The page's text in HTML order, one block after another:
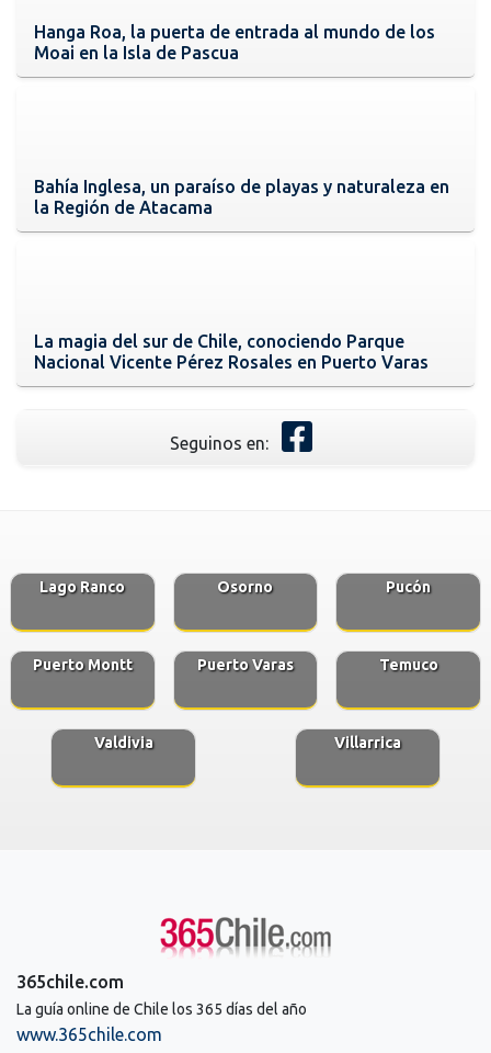
Hanga Roa, la puerta de entrada al mundo de los
Moai en la Isla de Pascua
Bahía Inglesa, un paraíso de playas y naturaleza en
la Región de Atacama
La magia del sur de Chile, conociendo Parque
Nacional Vicente Pérez Rosales en Puerto Varas
Seguinos en:
Lago Ranco Osorno Pucón
Puerto Montt Puerto Varas Temuco
Valdivia Villarrica
365chile.com
La guía online de Chile los 365 días del año
www.365chile.com